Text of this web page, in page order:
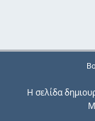
Η σελίδα